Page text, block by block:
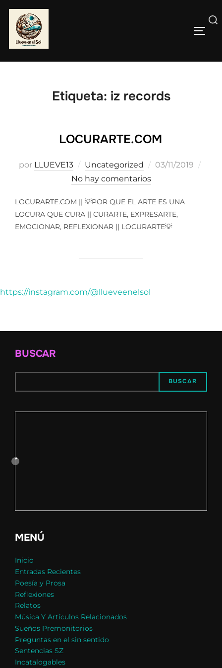
contenido
Buscar:
Etiqueta: iz records
LOCURARTE.COM
por LLUEVE13 Uncategorized
Publicado
03/11/2019
No hay comentarios
LOCURARTE.COM || 💡POR QUE EL ARTE ES UNA
LOCURA QUE CURA || CURARTE, EXPRESARTE,
EMOCIONAR, REFLEXIONAR || LOCURARTE💡
https://instagram.com/@llueveenelsol
BUSCAR
BUSCAR
MENÚ
Inicio
Entradas Recientes
Poesía y Prosa
Reflexiones
Relatos
Música Y Artículos Relacionados
Sueños Premonitorios
Preguntas en el sin sentido
Sentencias SZ
Incatalogables